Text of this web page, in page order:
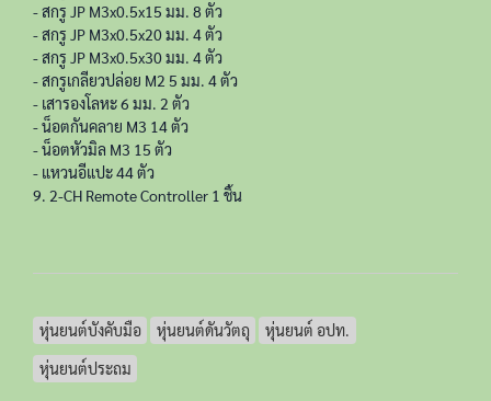
- สกรู JP M3x0.5x15 มม. 8 ตัว
- สกรู JP M3x0.5x20 มม. 4 ตัว
- สกรู JP M3x0.5x30 มม. 4 ตัว
- สกรูเกลียวปล่อย M2 5 มม. 4 ตัว
- เสารองโลหะ 6 มม. 2 ตัว
- น็อตกันคลาย M3 14 ตัว
- น็อตหัวมิล M3 15 ตัว
- แหวนอีแปะ 44 ตัว
9. 2-CH Remote Controller 1 ชิ้น
หุ่นยนต์บังคับมือ หุ่นยนต์ดันวัตถุ
หุ่นยนต์ อปท.
หุ่นยนต์ประถม